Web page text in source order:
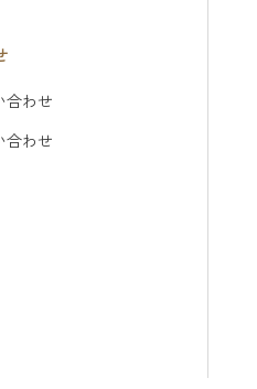
合わせ
合わせ